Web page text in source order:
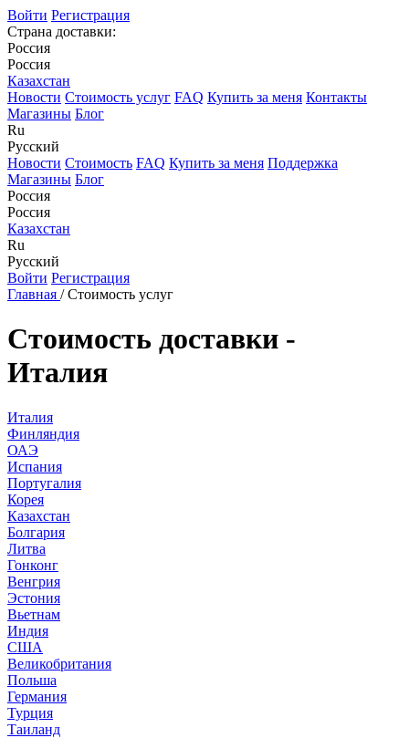
Войти Регистрация
Страна доставки:
Россия
Россия
Казахстан
Новости Стоимость услуг FAQ Купить за меня Контакты
Магазины Блог
Ru
Русский
Новости Стоимость FAQ Купить за меня Поддержка
Магазины Блог
Россия
Россия
Казахстан
Ru
Русский
Войти Регистрация
Главная /Стоимость услуг
Стоимость доставки -
Италия
Италия
Финляндия
ОАЭ
Испания
Португалия
Корея
Казахстан
Болгария
Литва
Гонконг
Венгрия
Эстония
Вьетнам
Индия
США
Великобритания
Польша
Германия
Турция
Таиланд